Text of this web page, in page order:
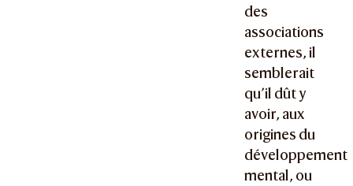
des
associations
externes, il
semblerait
qu’il dût y
avoir, aux
origines du
développement
mental, ou